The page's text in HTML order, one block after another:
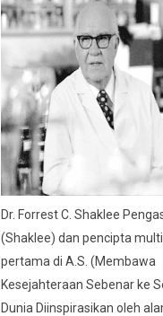
Dr. Forrest C. Shaklee
(Shaklee) dan pencipta
pertama di A.S. (Membawa
Kesejahteraan Sebenar ke
Dunia Diinspirasikan oleh